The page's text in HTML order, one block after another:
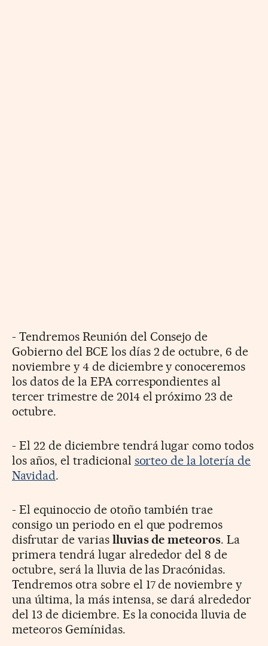
- Tendremos Reunión del Consejo de
Gobierno del BCE los días 2 de octubre, 6 de
noviembre y 4 de diciembre y conoceremos
los datos de la EPA correspondientes al
tercer trimestre de 2014 el próximo 23 de
octubre.
- El 22 de diciembre tendrá lugar como todos
los años, el tradicional sorteo de la lotería de
Navidad.
- El equinoccio de otoño también trae
consigo un periodo en el que podremos
disfrutar de varias lluvias de meteoros. La
primera tendrá lugar alrededor del 8 de
octubre, será la lluvia de las Dracónidas.
Tendremos otra sobre el 17 de noviembre y
una última, la más intensa, se dará alrededor
del 13 de diciembre. Es la conocida lluvia de
meteoros Gemínidas.